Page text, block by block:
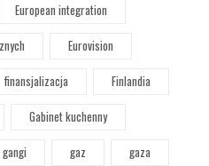
European integration
Eurovision
finansjalizacja
Finlandia
Gabinet kuchenny
gangi gaz
gaza